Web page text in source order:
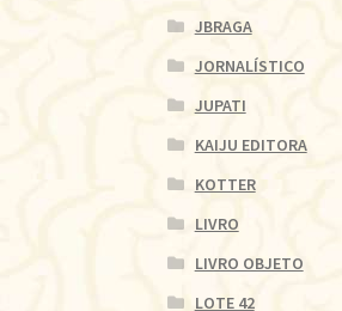
JBRAGA
JORNALÍSTICO
JUPATI
KAIJU EDITORA
KOTTER
LIVRO
LIVRO OBJETO
LOTE 42